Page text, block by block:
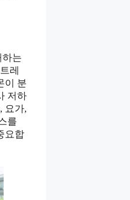
하는
레
이 분
저하
요가,
를
요합